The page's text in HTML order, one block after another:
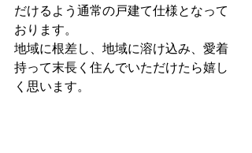
だけるよう通常の戸建て仕様となって
おります。
地域に根差し、地域に溶け込み、愛着
持って末長く住んでいただけたら嬉し
く思います。